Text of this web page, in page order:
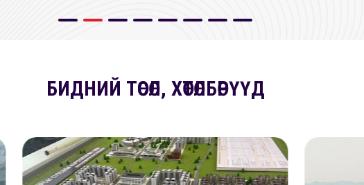
БИДНИЙ ТӨСӨЛ, ХӨТӨЛБӨРҮҮД